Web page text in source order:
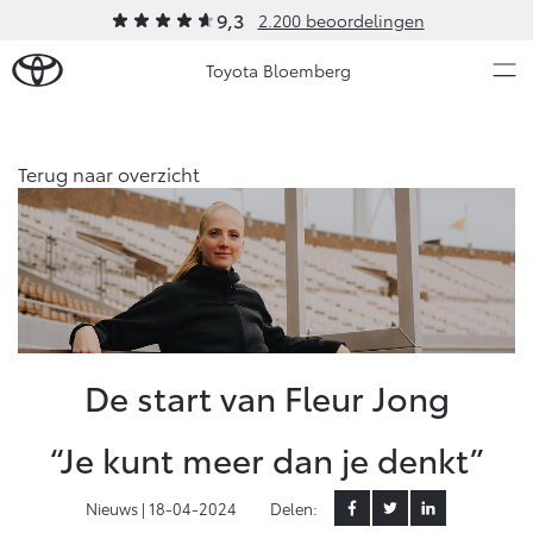
9,3 2.200 beoordelingen
Toyota Bloemberg
Ons bedrijf
Ons bedrijf
Geschiedenis
Onze medewerkers
Bloemberg Servicepas
Contact en Route
Modellen
Aygo X
HYBRIDE
Yaris
HYBRIDE
Vanaf € 27.195,-
Occasions
Diensten
Terug naar overzicht
De start van Fleur Jong
“Je kunt meer dan je denkt”
Nieuws | 18-04-2024 Delen: